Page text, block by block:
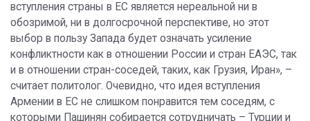
вступления страны в ЕС является нереальной ни в
обозримой, ни в долгосрочной перспективе, но этот
выбор в пользу Запада будет означать усиление
конфликтности как в отношении России и стран ЕАЭС, так
и в отношении стран-соседей, таких, как Грузия, Иран», –
считает политолог. Очевидно, что идея вступления
Армении в ЕС не слишком понравится тем соседям, с
которыми Пашинян собирается сотрудничать – Турции и